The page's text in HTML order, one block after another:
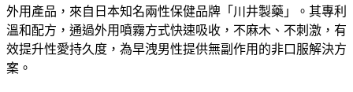
外用產品，來自日本知名兩性保健品牌「川井製藥」。其專利
溫和配方，通過外用噴霧方式快速吸收，不麻木、不刺激，有
效提升性愛持久度，為早洩男性提供無副作用的非口服解決方
案。